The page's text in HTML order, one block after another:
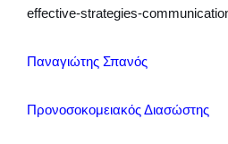
effective-strategies-
Παναγιώτης Σπανός
Προνοσοκομειακός Διασώστης